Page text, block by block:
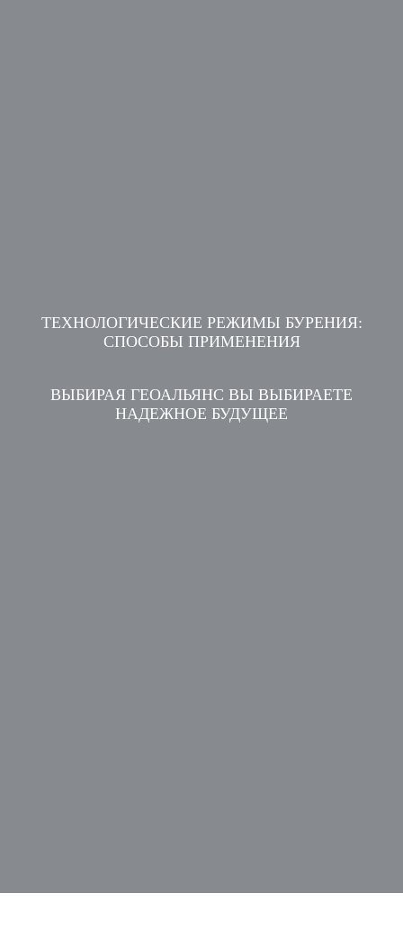
ТЕХНОЛОГИЧЕСКИЕ РЕЖИМЫ БУРЕНИЯ:
СПОСОБЫ ПРИМЕНЕНИЯ
ВЫБИРАЯ ГЕОАЛЬЯНС ВЫ ВЫБИРАЕТЕ
НАДЕЖНОЕ БУДУЩЕЕ